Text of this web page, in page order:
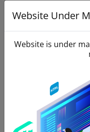
Website Under
Website is under